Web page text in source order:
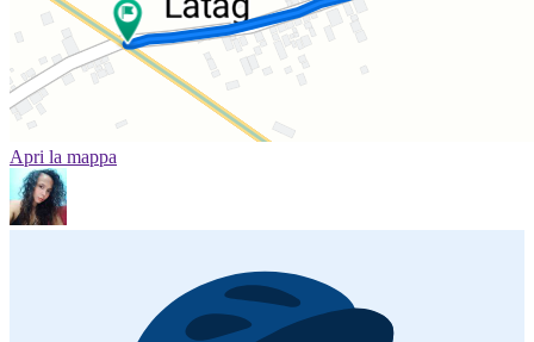
Apri la mappa